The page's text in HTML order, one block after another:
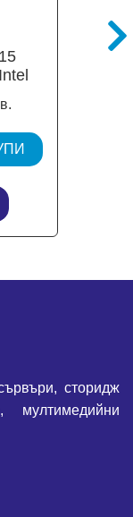
сторидж
мултимедийни